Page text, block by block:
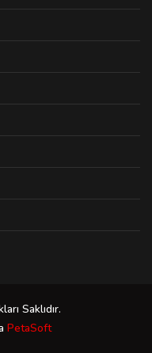
Saklıdır.
PetaSoft